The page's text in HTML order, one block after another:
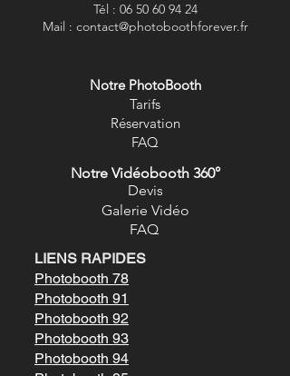
Tél : 06 50 60 94 24
Mail : contact@photoboothforever.fr
Notre PhotoBooth
Tarifs
Réservation
FAQ
Devis
Notre Vidéobooth 360°
Galerie Vidéo
FAQ
LIENS RAPIDES
Photobooth 78
Photobooth 91
Photobooth 92
Photobooth 93
Photobooth 94